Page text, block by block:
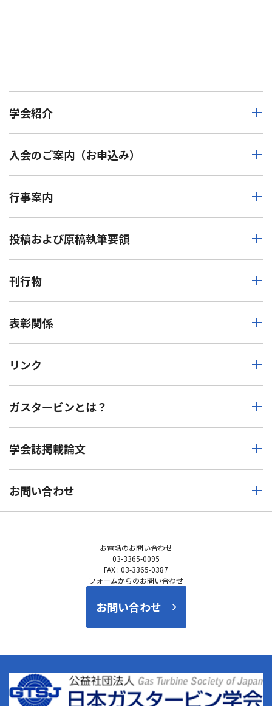
お電話のお問い合わせ
03-3365-0095
FAX : 03-3365-0387
フォームからのお問い合わせ
お問い合わせ
学会紹介
入会のご案内（お申込み）
行事案内
投稿および原稿執筆要領
刊行物
表彰関係
リンク
ガスタービンとは？
学会誌掲載論文
お問い合わせ